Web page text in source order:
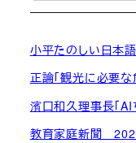
小平たのしい日本
正論「観光に必要な
濱口和久理事長「AI
教育家庭新聞